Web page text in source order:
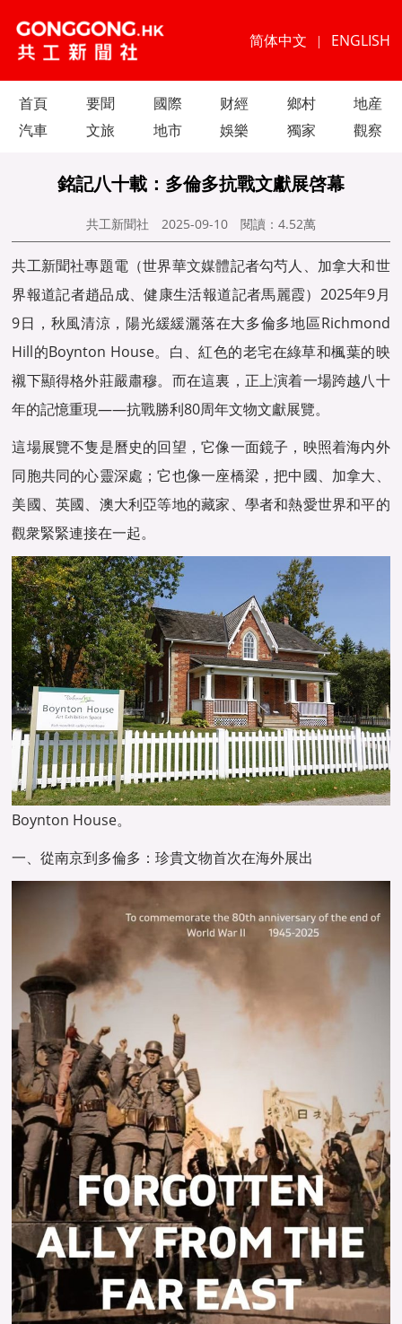
简体中文 | ENGLISH
首頁 要聞 國際 财經 鄉村
地産
汽車
文旅 地市 娛樂 獨家 觀察
銘記八十載：多倫多抗戰文獻展啓幕
共工新聞社 2025-09-10 閱讀： 4.52萬
共工新聞社專題電（世界華文媒體記者勾芍人、加拿大和世
界報道記者趙品成、健康生活報道記者馬麗霞）2025年9月
9日，秋風清涼，陽光緩緩灑落在大多倫多地區Richmond
Hill的Boynton House。白、紅色的老宅在綠草和楓葉的映
襯下顯得格外莊嚴肅穆。而在這裏，正上演着一場跨越八十
年的記憶重現——抗戰勝利80周年文物文獻展覽。
這場展覽不隻是曆史的回望，它像一面鏡子，映照着海内外
同胞共同的心靈深處；它也像一座橋梁，把中國、加拿大、
美國、英國、澳大利亞等地的藏家、學者和熱愛世界和平的
觀衆緊緊連接在一起。
Boynton House。
一、從南京到多倫多：珍貴文物首次在海外展出